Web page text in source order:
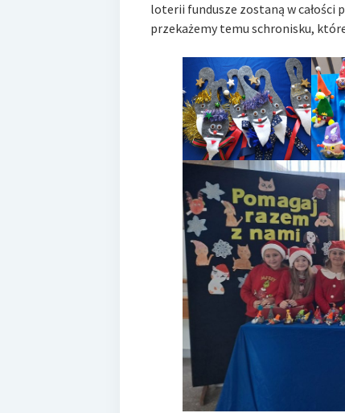
loterii fundusze zostaną w całości
przekażemy temu schronisku,